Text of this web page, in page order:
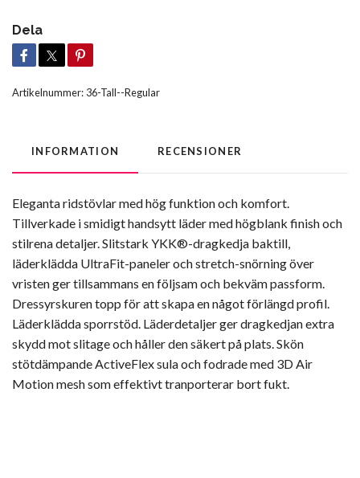
Dela
Artikelnummer: 36-Tall--Regular
INFORMATION RECENSIONER
Eleganta ridstövlar med hög funktion och komfort.
Tillverkade i smidigt handsytt läder med högblank finish och
stilrena detaljer. Slitstark YKK®-dragkedja baktill,
läderklädda UltraFit-paneler och stretch-snörning över
vristen ger tillsammans en följsam och bekväm passform.
Dressyrskuren topp för att skapa en något förlängd profil.
Läderklädda sporrstöd. Läderdetaljer ger dragkedjan extra
skydd mot slitage och håller den säkert på plats. Skön
stötdämpande ActiveFlex sula och fodrade med 3D Air
Motion mesh som effektivt tranporterar bort fukt.